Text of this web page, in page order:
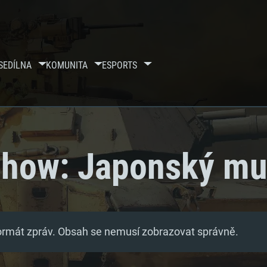
DÍLNA KOMUNITA ESPORTS
Japonský
zpráv. Obsah se nemusí zobrazovat správně.